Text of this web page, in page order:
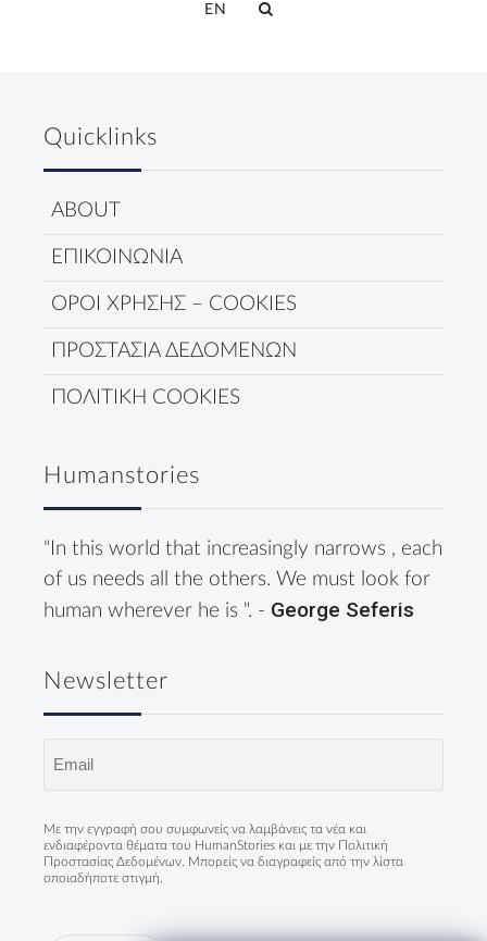
EN
Quicklinks
ABOUT
ΕΠΙΚΟΙΝΩΝΙΑ
ΟΡΟΙ ΧΡΗΣΗΣ – COOKIES
ΠΡΟΣΤΑΣΙΑ ΔΕΔΟΜΕΝΩΝ
ΠΟΛΙΤΙΚΗ COOKIES
Humanstories
"In this world that increasingly narrows , each
of us needs all the others. We must look for
human wherever he is ". - George Seferis
Newsletter
Με την εγγραφή σου συμφωνείς να λαμβάνεις τα νέα και
ενδιαφέροντα θέματα του HumanStories και με την
Πολιτική
Προστασίας Δεδομένων. Μπορείς να διαγραφείς από την λίστα
οποιαδήποτε στιγμή.